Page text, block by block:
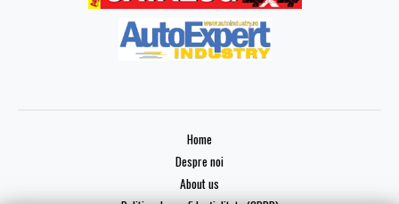
Home
Despre noi
About us